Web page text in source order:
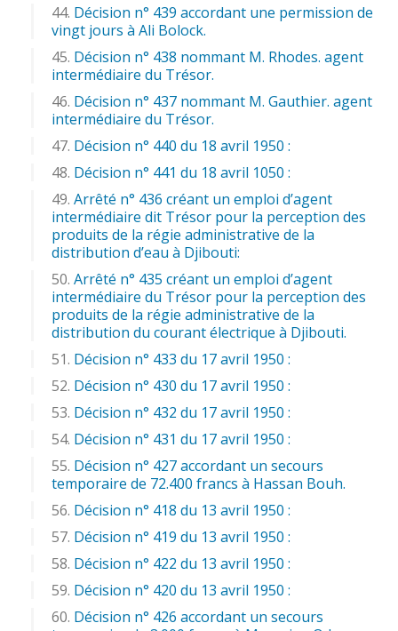
Décision n° 439 accordant une permission de
vingt jours à Ali Bolock.
Décision n° 438 nommant M. Rhodes. agent
intermédiaire du Trésor.
Décision n° 437 nommant M. Gauthier. agent
intermédiaire du Trésor.
Décision n° 440 du 18 avril 1950 :
Décision n° 441 du 18 avril 1050 :
Arrêté n° 436 créant un emploi d’agent
intermédiaire dit Trésor pour la perception des
produits de la régie administrative de la
distribution d’eau à Djibouti:
Arrêté n° 435 créant un emploi d’agent
intermédiaire du Trésor pour la perception des
produits de la régie administrative de la
distribution du courant électrique à Djibouti.
Décision n° 433 du 17 avril 1950 :
Décision n° 430 du 17 avril 1950 :
Décision n° 432 du 17 avril 1950 :
Décision n° 431 du 17 avril 1950 :
Décision n° 427 accordant un secours
temporaire de 72.400 francs à Hassan Bouh.
Décision n° 418 du 13 avril 1950 :
Décision n° 419 du 13 avril 1950 :
Décision n° 422 du 13 avril 1950 :
Décision n° 420 du 13 avril 1950 :
Décision n° 426 accordant un secours